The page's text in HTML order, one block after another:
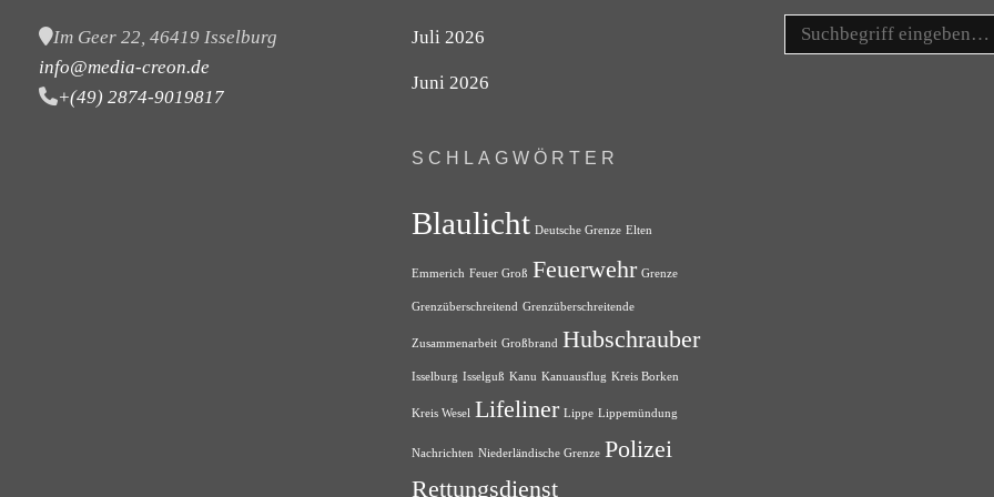
Im Geer 22, 46419 Isselburg
info@media-creon.de
+(49) 2874-9019817
Juli 2026
Juni 2026
SCHLAGWÖRTER
Blaulicht Deutsche Grenze Elten
Emmerich Feuer Groß Feuerwehr Grenze
Grenzüberschreitend Grenzüberschreitende
Zusammenarbeit Großbrand Hubschrauber
Isselburg Isselguß Kanu Kanuausflug Kreis Borken
Kreis Wesel Lifeliner Lippe Lippemündung
Nachrichten Niederländische Grenze Polizei
Rettungsdienst
Search
for: